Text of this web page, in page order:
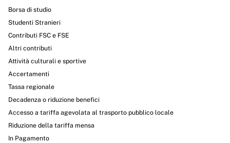
Borsa di studio
Studenti Stranieri
Contributi FSC e FSE
Altri contributi
Attività culturali e sportive
Accertamenti
Tassa regionale
Decadenza o riduzione benefici
Accesso a tariffa agevolata al trasporto pubblico locale
Riduzione della tariffa mensa
In Pagamento